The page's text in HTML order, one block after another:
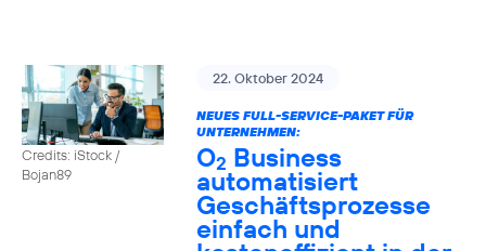
Credits: iStock /
Bojan89
22. Oktober 2024
NEUES FULL-SERVICE-PAKET FÜR
UNTERNEHMEN:
O2 Business
automatisiert
Geschäftsprozesse
einfach und